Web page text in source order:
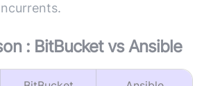
: BitBucketvsAnsible